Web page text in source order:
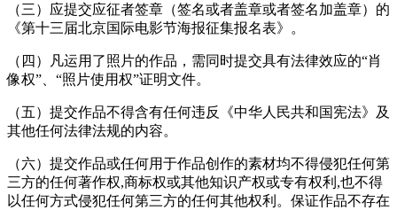
（三）应提交应征者签章（签名或者盖章或者签名加盖章）的
《第十三届北京国际电影节海报征集报名表》。
（四）凡运用了照片的作品，需同时提交具有法律效应的“肖
像权”、“照片使用权”证明文件。
（五）提交作品不得含有任何违反《中华人民共和国宪法》及
其他任何法律法规的内容。
（六）提交作品或任何用于作品创作的素材均不得侵犯任何第
三方的任何著作权,商标权或其他知识产权或专有权利,也不得
以任何方式侵犯任何第三方的任何其他权利。保证作品不存在